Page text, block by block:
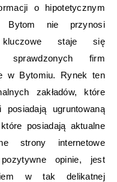
o hipotetycznym
Bytom nie przynosi
kluczowe staje się
sprawdzonych firm
w Bytomiu. Rynek ten
zakładów, które
ugruntowaną
posiadają aktualne
strony internetowe
opinie, jest
w tak delikatnej